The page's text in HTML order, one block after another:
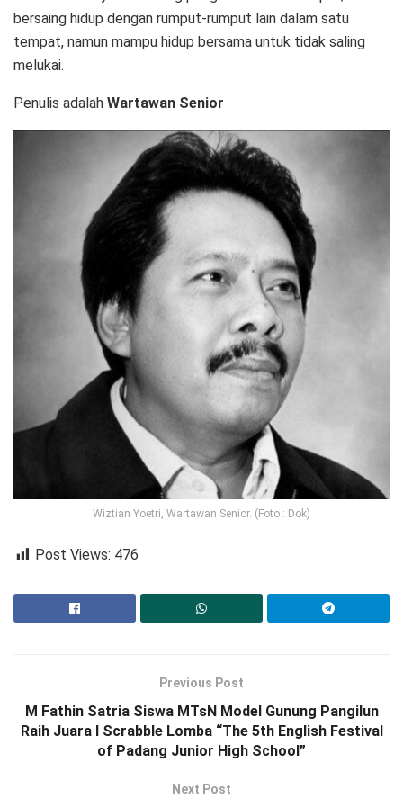
bersaing hidup dengan rumput-rumput lain dalam satu
tempat, namun mampu hidup bersama untuk tidak saling
melukai.
Penulis adalah Wartawan Senior
Wiztian Yoetri, Wartawan Senior. (Foto : Dok)
Post Views: 476
Previous Post
M Fathin Satria Siswa MTsN Model Gunung Pangilun
Raih Juara I Scrabble Lomba “The 5th English Festival
of Padang Junior High School”
Next Post